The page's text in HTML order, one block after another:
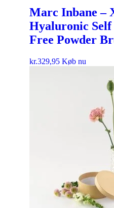
Marc Inbane –
Hyaluronic Self
Free Powder
kr.329,95 Køb nu